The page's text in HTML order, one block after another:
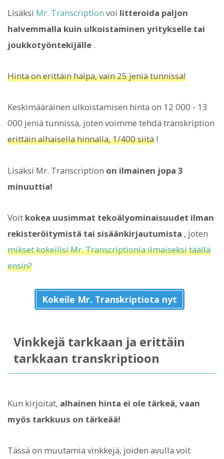
Lisäksi Mr. Transcription voi litteroida paljon
halvemmalla kuin ulkoistaminen yritykselle tai
joukkotyöntekijälle .
Hinta on erittäin halpa, vain 25 jeniä tunnissa!
Keskimääräinen ulkoistamisen hinta on 12 000 - 13
000 jeniä tunnissa, joten voimme tehdä transkription
erittäin alhaisella hinnalla, 1/400 siitä !
Lisäksi Mr. Transcription on ilmainen jopa 3
minuuttia!
Voit kokea uusimmat tekoälyominaisuudet ilman
rekisteröitymistä tai sisäänkirjautumista , joten
mikset kokeilisi Mr. Transcriptionia ilmaiseksi täällä
ensin?
Kokeile Mr. Transkriptiota nyt
Vinkkejä tarkkaan ja erittäin
tarkkaan transkriptioon
Kun kirjoitat, alhainen hinta ei ole tärkeä, vaan
myös tarkkuus on tärkeää!
Tässä on muutamia vinkkejä, joiden avulla voit